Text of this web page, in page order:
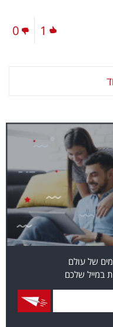
1
0
של עולם
במייל שלכם